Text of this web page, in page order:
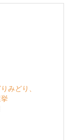
みどり、